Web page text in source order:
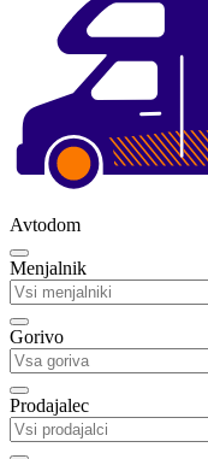
Avtodom
Menjalnik
Gorivo
Prodajalec